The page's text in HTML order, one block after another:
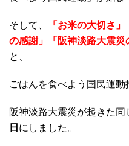
そして、
「お米の大切さ
の感謝」「阪神淡路大震災
と、
ごはんを食べよう国民運動
阪神淡路大震災が起きた同
日 にしました。